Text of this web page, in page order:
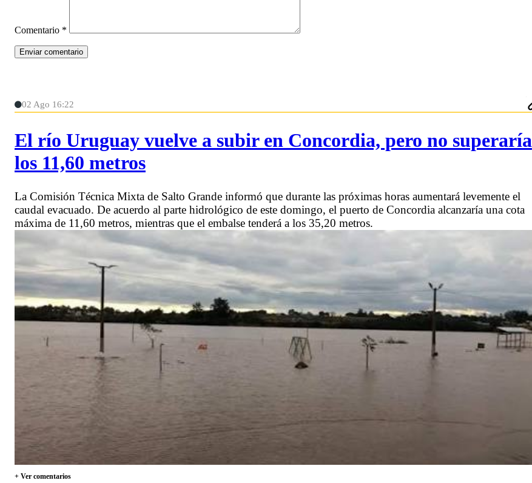
Comentario *
02 Ago 16:22
El río Uruguay vuelve a subir en Concordia, pero no superaría
los 11,60 metros
La Comisión Técnica Mixta de Salto Grande informó que durante las próximas horas aumentará levemente el
caudal evacuado. De acuerdo al parte hidrológico de este domingo, el puerto de Concordia alcanzaría una cota
máxima de 11,60 metros, mientras que el embalse tenderá a los 35,20 metros.
+ Ver comentarios